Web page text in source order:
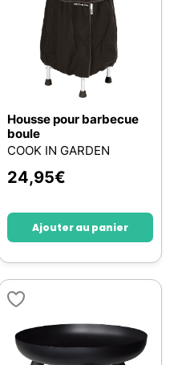
Housse pour barbecue
boule
COOK IN GARDEN
24,95€
Ajouter au panier